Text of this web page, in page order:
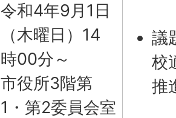
令和4年9月1日
（木曜日）14
時00分～
市役所3階第
1・第2委員会室
議
校
推